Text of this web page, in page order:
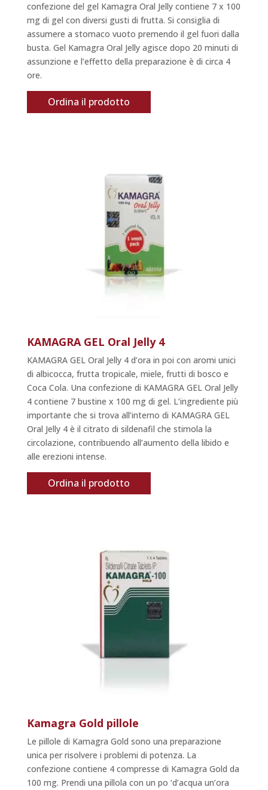
confezione del gel Kamagra Oral Jelly contiene 7 x 100
mg di gel con diversi gusti di frutta. Si consiglia di
assumere a stomaco vuoto premendo il gel fuori dalla
busta. Gel Kamagra Oral Jelly agisce dopo 20 minuti di
assunzione e l’effetto della preparazione è di circa 4
ore.
Ordina il prodotto
KAMAGRA GEL Oral Jelly 4
KAMAGRA GEL Oral Jelly 4 d’ora in poi con aromi unici
di albicocca, frutta tropicale, miele, frutti di bosco e
Coca Cola. Una confezione di KAMAGRA GEL Oral Jelly
4 contiene 7 bustine x 100 mg di gel. L’ingrediente più
importante che si trova all’interno di KAMAGRA GEL
Oral Jelly 4 è il citrato di sildenafil che stimola la
circolazione, contribuendo all’aumento della libido e
alle erezioni intense.
Ordina il prodotto
Kamagra Gold pillole
Le pillole di Kamagra Gold sono una preparazione
unica per risolvere i problemi di potenza. La
confezione contiene 4 compresse di Kamagra Gold da
100 mg. Prendi una pillola con un po ‘d’acqua un’ora